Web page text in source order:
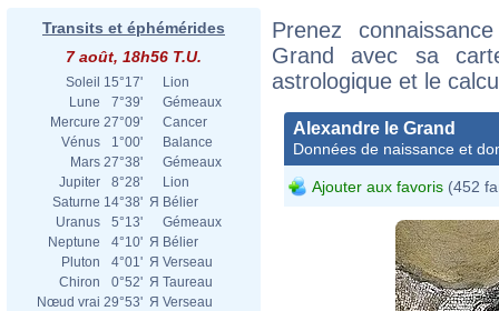
Transits et éphémérides
7 août, 18h56 T.U.
Soleil 15°17'
Lion
Lune
7°39'
Gémeaux
Mercure 27°09'
Cancer
Vénus
1°00'
Balance
Mars 27°38'
Gémeaux
Jupiter
8°28'
Lion
Saturne 14°38' Я Bélier
Uranus
5°13'
Gémeaux
Neptune
4°10' Я Bélier
Pluton
4°01' Я Verseau
Chiron
0°52' Я Taureau
Nœud vrai 29°53' Я Verseau
Prenez
Grand avec sa
astrologique et le
Alexandre le Grand
Données de naissance et
Ajouter aux favoris (452